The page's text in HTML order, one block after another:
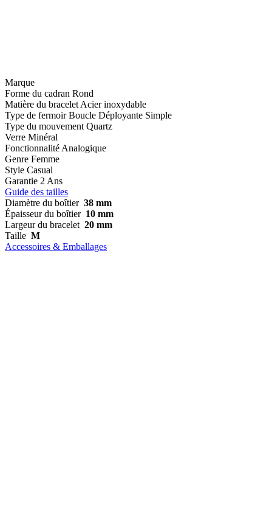
Marque
Forme du cadran Rond
Matière du bracelet Acier inoxydable
Type de fermoir Boucle Déployante Simple
Type du mouvement Quartz
Verre Minéral
Fonctionnalité Analogique
Genre Femme
Style Casual
Garantie 2 Ans
Guide des tailles
Diamètre du boîtier 38 mm
Épaisseur du boîtier 10 mm
Largeur du bracelet 20 mm
Taille M
Accessoires & Emballages